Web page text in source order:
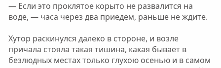
— Если это проклятое корыто не развалится на
воде, — часа через два приедем, раньше не ждите.
Хутор раскинулся далеко в стороне, и возле
причала стояла такая тишина, какая бывает в
безлюдных местах только глухою осенью и в самом